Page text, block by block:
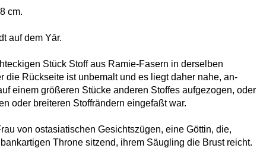
cm.
auf dem Yār.
Stück Stoff aus Ramie-Fasern in derselben
die Rückseite ist unbemalt und es liegt daher nahe, an-
einem größeren Stücke anderen Stoffes aufgezogen, oder
oder breiteren Stoffrändern eingefaßt war.
von ostasiatischen Gesichtszügen, eine Göttin, die,
Throne sitzend, ihrem Säugling die Brust reicht.